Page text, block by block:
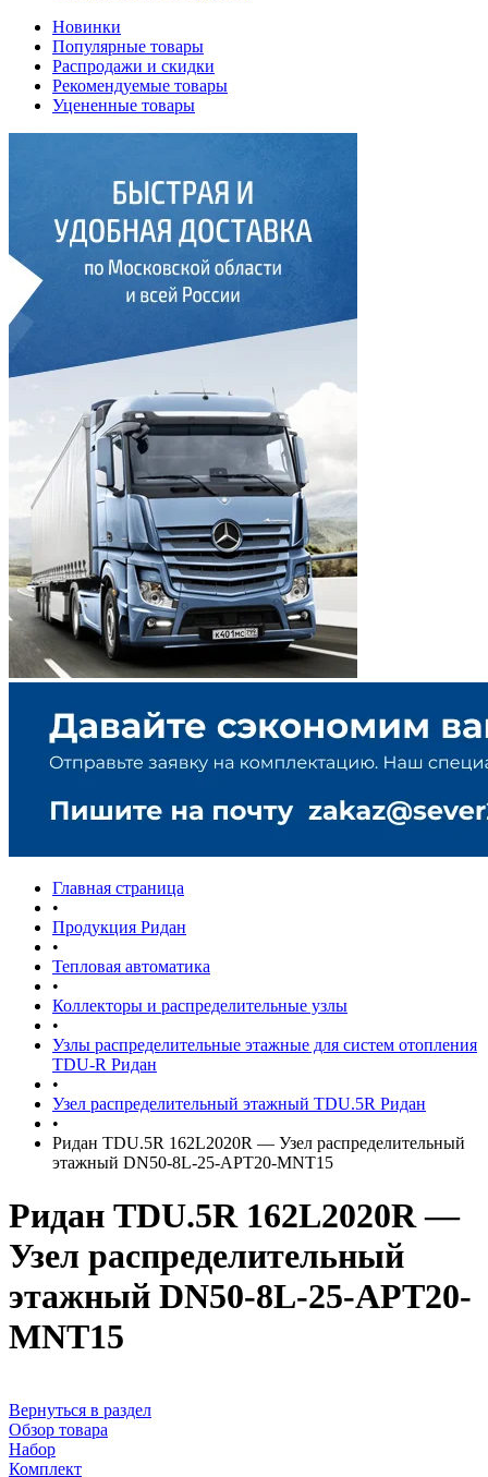
Новинки
Популярные товары
Распродажи и скидки
Рекомендуемые товары
Уцененные товары
Главная страница
•
Продукция Ридан
•
Тепловая автоматика
•
Коллекторы и распределительные узлы
•
Узлы распределительные этажные для систем отопления
TDU-R Ридан
•
Узел распределительный этажный TDU.5R Ридан
•
Ридан TDU.5R 162L2020R — Узел распределительный
этажный DN50-8L-25-APT20-MNT15
Ридан TDU.5R 162L2020R —
Узел распределительный
этажный DN50-8L-25-APT20-
MNT15
Вернуться в раздел
Обзор товара
Набор
Комплект